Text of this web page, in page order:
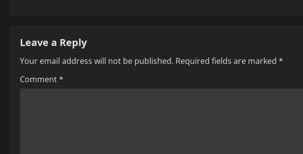
n
a
Leave a Reply
Your email address will not be published. Required fields are marked *
Comment*